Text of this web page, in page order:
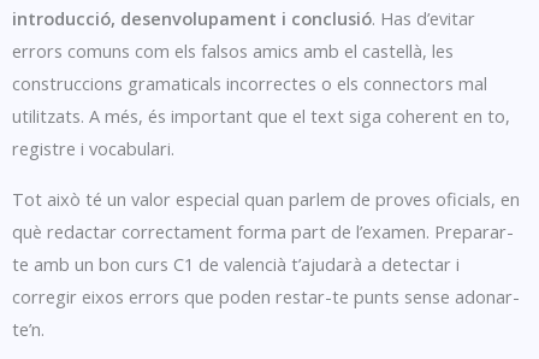
introducció, desenvolupament i conclusió. Has d’evitar
errors comuns com els falsos amics amb el castellà, les
construccions gramaticals incorrectes o els connectors mal
utilitzats. A més, és important que el text siga coherent en to,
registre i vocabulari.
Tot això té un valor especial quan parlem de proves oficials, en
què redactar correctament forma part de l’examen. Preparar-
te amb un bon curs C1 de valencià t’ajudarà a detectar i
corregir eixos errors que poden restar-te punts sense adonar-
te’n.